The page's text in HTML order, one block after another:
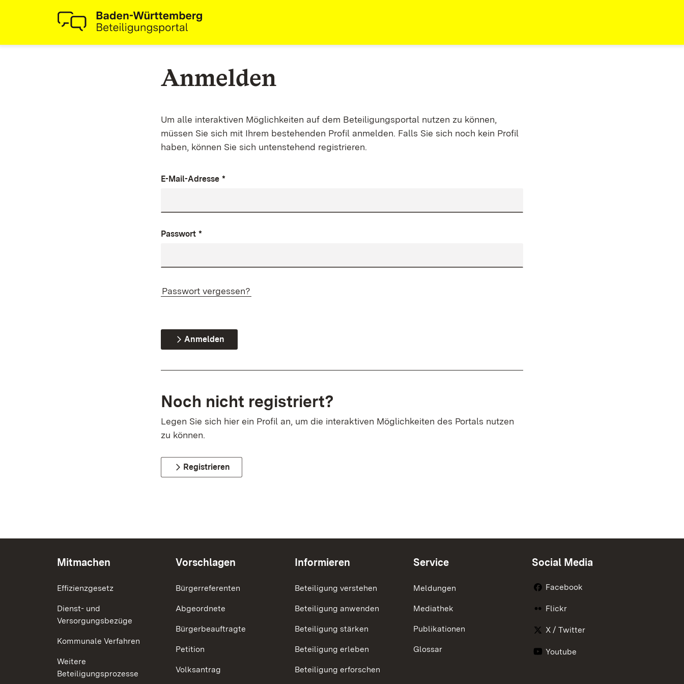
Anmelden
Um alle interaktiven Möglichkeiten auf dem Beteiligungsportal nutzen zu können,
müssen Sie sich mit Ihrem bestehenden Profil anmelden. Falls Sie sich noch kein Profil
haben, können Sie sich untenstehend registrieren.
E-Mail-Adresse *
Passwort *
Passwort vergessen?
Anmelden
Noch nicht registriert?
Legen Sie sich hier ein Profil an, um die interaktiven Möglichkeiten des Portals nutzen
zu können.
Registrieren
Mitmachen
Effizienzgesetz
Dienst- und
Versorgungsbezüge
Kommunale Verfahren
Weitere
Beteiligungsprozesse
Vorschlagen
Bürgerreferenten
Abgeordnete
Bürgerbeauftragte
Petition
Volksantrag
Informieren
Beteiligung verstehen
Beteiligung anwenden
Beteiligung stärken
Beteiligung erleben
Beteiligung erforschen
Service
Meldungen
Mediathek
Publikationen
Glossar
Social Media
Facebook
Flickr
X / Twitter
Youtube